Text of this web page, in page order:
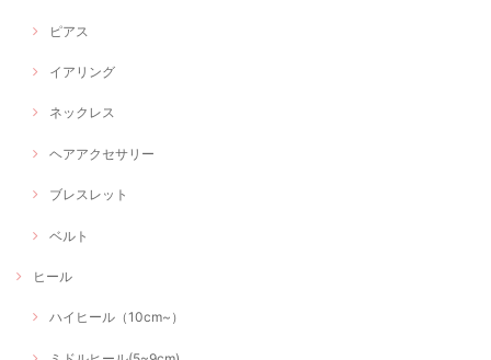
ピアス
イアリング
ネックレス
ヘアアクセサリー
ブレスレット
ベルト
ヒール
ハイヒール（10cm~）